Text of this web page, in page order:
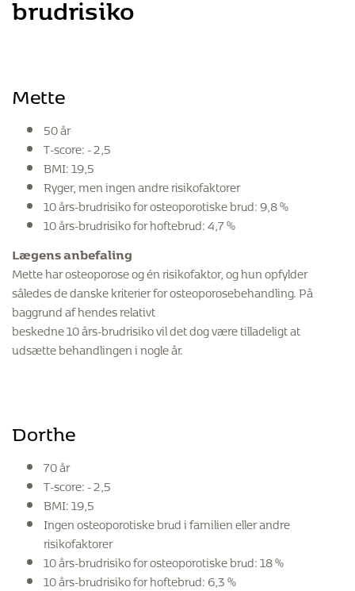
Mette
50 år
T-score: - 2,5
BMI: 19,5
Ryger, men ingen andre risikofaktorer
10 års-brudrisiko for osteoporotiske brud: 9,8 %
10 års-brudrisiko for hoftebrud: 4,7 %
Lægens anbefaling
Mette har osteoporose og én risikofaktor, og hun opfylder
således de danske kriterier for osteoporosebehandling. På
baggrund af hendes relativt
beskedne 10 års-brudrisiko vil det dog være tilladeligt at
udsætte behandlingen i nogle år.
Dorthe
70 år
T-score: - 2,5
BMI: 19,5
Ingen osteoporotiske brud i familien eller andre
risikofaktorer
10 års-brudrisiko for osteoporotiske brud: 18 %
10 års-brudrisiko for hoftebrud: 6,3 %